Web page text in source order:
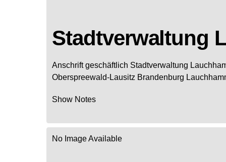
Stadtverwaltung
Anschrift geschäftlich Stadtverwaltung
Oberspreewald-Lausitz Brandenburg
Show Notes
No Image Available